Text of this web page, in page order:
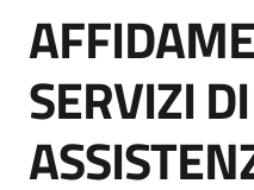
strumenti
di
Supporto
Salta al contenuto
SERVIZI DI